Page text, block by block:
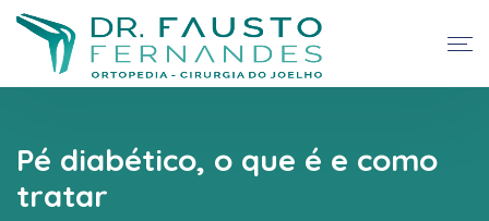
Pé diabético, o que é e como
tratar